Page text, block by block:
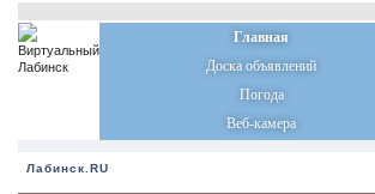
Главная
Доска объявлений
Погода
Веб-камера
Лабинск.RU